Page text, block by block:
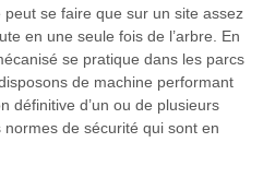
peut se faire que sur un site assez
en une seule fois de l’arbre. En
se pratique dans les parcs
de machine performant
définitive d’un ou de plusieurs
de sécurité qui sont en